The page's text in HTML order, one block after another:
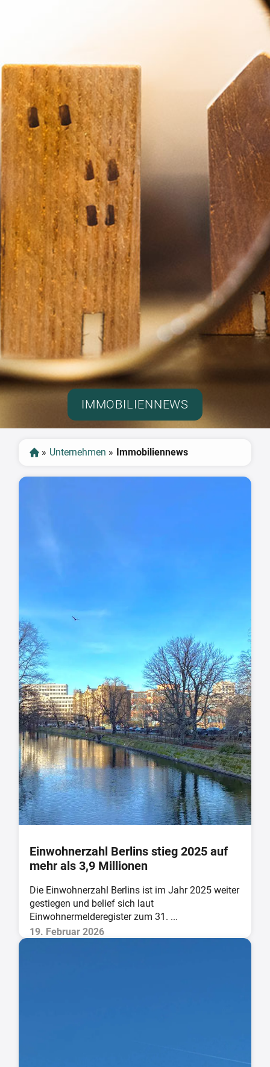
IMMOBILIENNEWS
» Unternehmen » Immobiliennews
Einwohnerzahl Berlins stieg 2025 auf
mehr als 3,9 Millionen
Die Einwohnerzahl Berlins ist im Jahr 2025 weiter
gestiegen und belief sich laut
Einwohnermelderegister zum 31. ...
19. Februar 2026